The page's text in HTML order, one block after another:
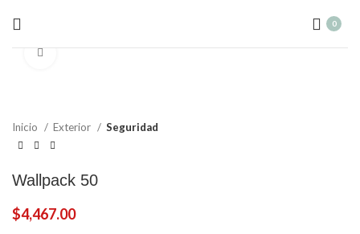
0
Inicio Exterior Seguridad
Wallpack 50
$4,467.00